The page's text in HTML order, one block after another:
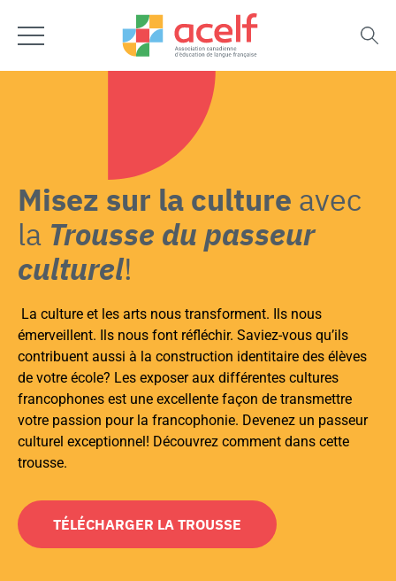
Misez sur la culture avec
la Trousse du passeur
culturel!
La culture et les arts nous transforment. Ils nous
émerveillent. Ils nous font réfléchir. Saviez-vous qu’ils
contribuent aussi à la construction identitaire des élèves
de votre école? Les exposer aux différentes cultures
francophones est une excellente façon de transmettre
votre passion pour la francophonie. Devenez un passeur
culturel exceptionnel! Découvrez comment dans cette
trousse.
TÉLÉCHARGER LA TROUSSE